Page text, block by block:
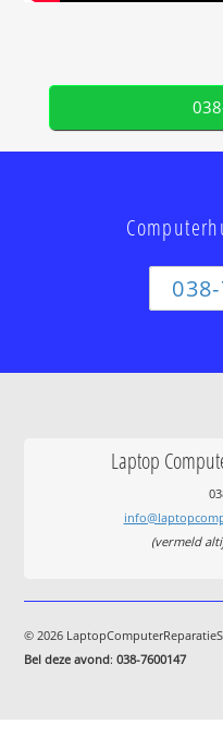
Laptop
(vermeld
© 2026
Bel deze avond:038-7600147